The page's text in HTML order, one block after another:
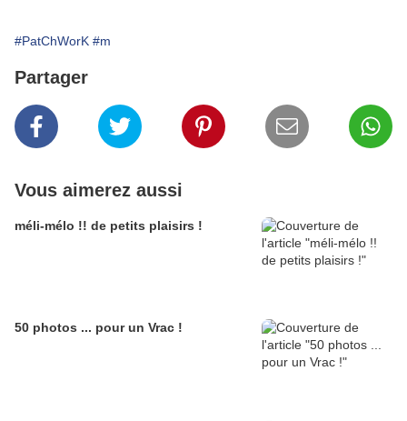
#PatChWorK #m
Partager
Vous aimerez aussi
méli-mélo !! de petits plaisirs !
50 photos ... pour un Vrac !